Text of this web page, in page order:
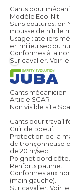
Gants pour
Modèle Eco-Nit.
Sans coutures, en
mousse de nitrile
Usage : ateliers
en milieu sec ou
Conformes à la
Sur cavalier. Voir
Gants mécanicien
Article SCAR
Non visible site
Gants pour travail
Cuir de boeuf.
Protection de la
de tronçonneuse
de 20 m/sec.
Poignet bord côte.
Renforts paume.
Conformes aux
(main gauche).
Sur cavalier. Voir